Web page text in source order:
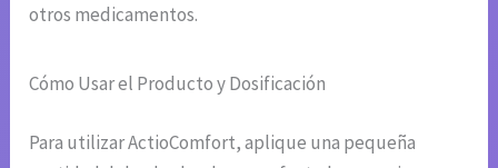
otros medicamentos.
Cómo Usar el Producto y Dosificación
Para utilizar ActioComfort, aplique una pequeña